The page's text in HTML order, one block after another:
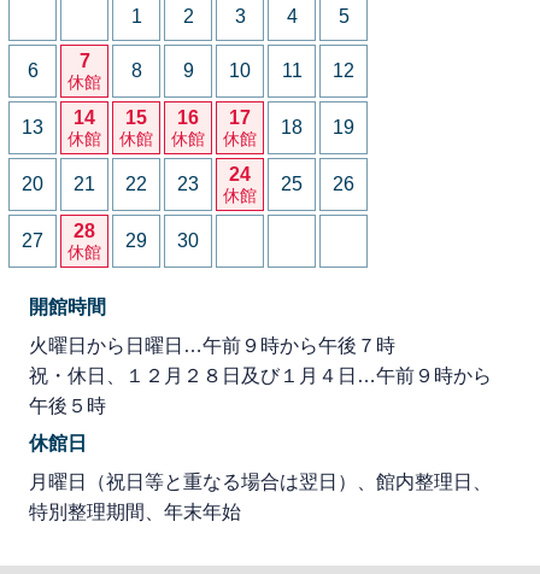
1 2 3 4 5
6 7
休館
8 9 10 11 12
13 14
休館
15
休館
16
休館
17
休館
18 19
20 21 22 23 24
休館
25 26
27 28
休館
29 30
開館時間
火曜日から日曜日…午前９時から午後７時
祝・休日、１２月２８日及び１月４日…午前９時から
午後５時
休館日
月曜日（祝日等と重なる場合は翌日）、館内整理日、
特別整理期間、年末年始